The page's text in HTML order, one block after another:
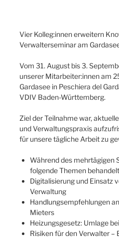
Vier Kolleg:innen erweitern
Verwalterseminar am
Vom 31. August bis 3.
unserer Mitarbeiter:innen am
Gardasee in Peschiera del
VDIV Baden-Württemberg.
Ziel der Teilnahme war,
und Verwaltungspraxis
für unsere tägliche Arbeit zu
Während des mehrtägigen
folgende Themen
Digitalisierung und Einsatz
Verwaltung
Handlungsempfehlungen
Mieters
Heizungsgesetz: Umlage
Risiken für den Verwalter –